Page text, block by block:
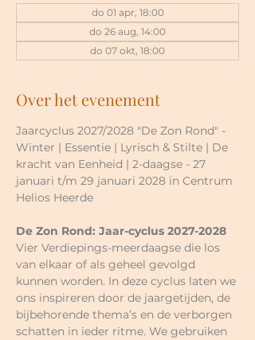
do 01 apr, 18:00
do 26 aug, 14:00
do 07 okt, 18:00
Over het evenement
Jaarcyclus 2027/2028 "De Zon Rond" -
Winter | Essentie | Lyrisch & Stilte | De
kracht van Eenheid | 2-daagse - 27
januari t/m 29 januari 2028 in Centrum
Helios Heerde
De Zon Rond: Jaar-cyclus 2027-2028
Vier Verdiepings-meerdaagse die los
van elkaar of als geheel gevolgd
kunnen worden. In deze cyclus laten we
ons inspireren door de jaargetijden, de
bijbehorende thema’s en de verborgen
schatten in ieder ritme. We gebruiken